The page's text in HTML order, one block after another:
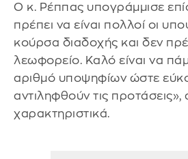
Ο κ. Ρέππας υπογράμμισε
πρέπει να είναι πολλοί οι
κούρσα διαδοχής και δεν
λεωφορείο. Καλό είναι να
αριθμό υποψηφίων ώστε
αντιληφθούν τις προτάσεις»,
χαρακτηριστικά.